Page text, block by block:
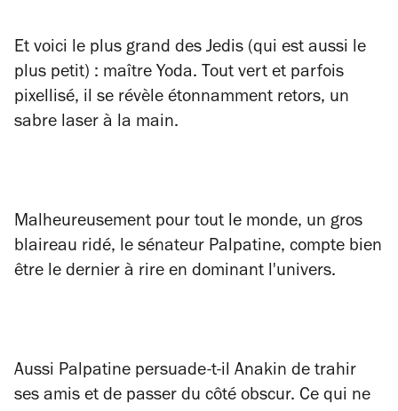
Et voici le plus grand des Jedis (qui est aussi le
plus petit) : maître Yoda. Tout vert et parfois
pixellisé, il se révèle étonnamment retors, un
sabre laser à la main.
Malheureusement pour tout le monde, un gros
blaireau ridé, le sénateur Palpatine, compte bien
être le dernier à rire en dominant l'univers.
Aussi Palpatine persuade-t-il Anakin de trahir
ses amis et de passer du côté obscur. Ce qui ne